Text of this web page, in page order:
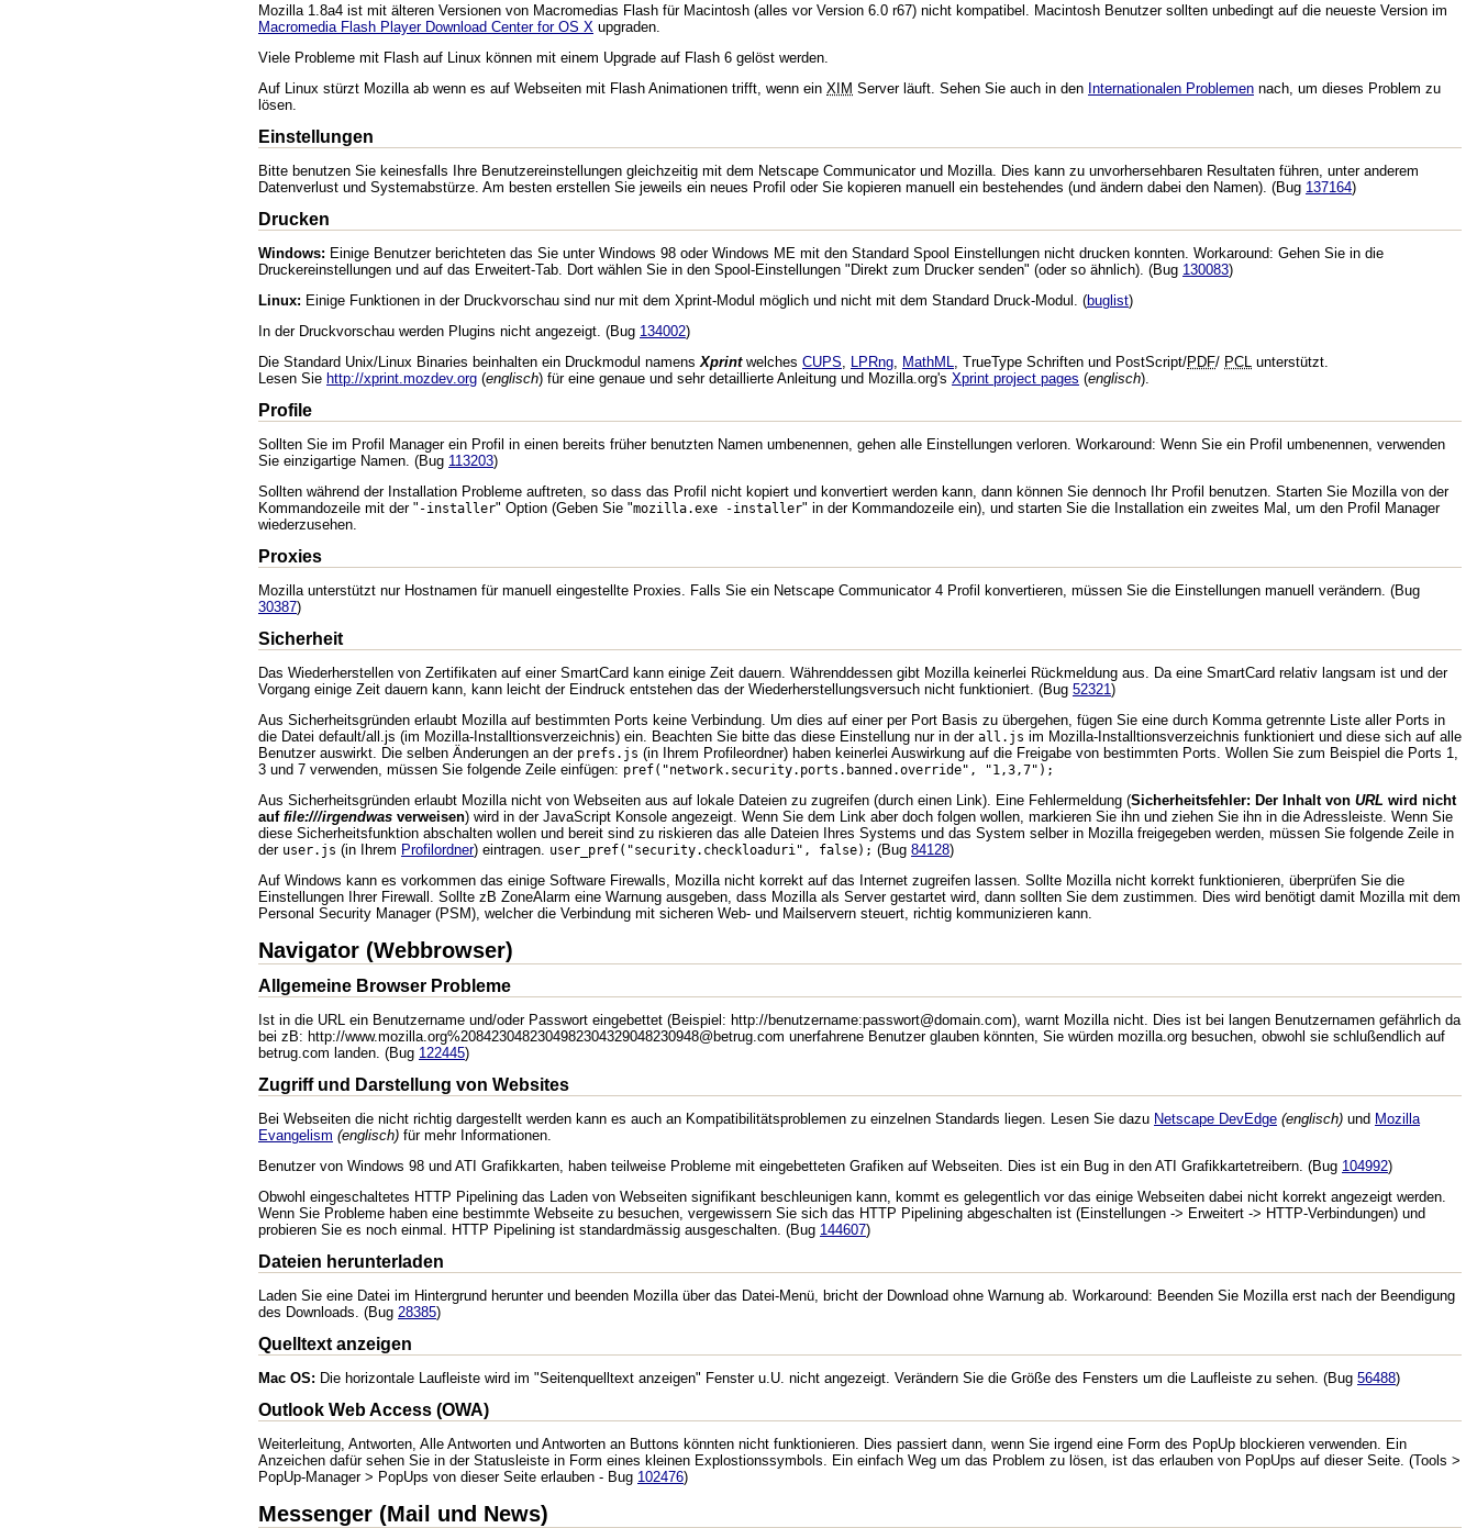
Mozilla 1.8a4 ist mit älteren Versionen von Macromedias Flash für Macintosh (alles vor Version 6.0 r67) nicht kompatibel. Macintosh Benutzer sollten unbedingt auf die neueste Version im
Macromedia Flash Player Download Center for OS X upgraden.
Viele Probleme mit Flash auf Linux können mit einem Upgrade auf Flash 6 gelöst werden.
Auf Linux stürzt Mozilla ab wenn es auf Webseiten mit Flash Animationen trifft, wenn ein XIM Server läuft. Sehen Sie auch in den Internationalen Problemen nach, um dieses Problem zu
lösen.
Einstellungen
Bitte benutzen Sie keinesfalls Ihre Benutzereinstellungen gleichzeitig mit dem Netscape Communicator und Mozilla. Dies kann zu unvorhersehbaren Resultaten führen, unter anderem
Datenverlust und Systemabstürze. Am besten erstellen Sie jeweils ein neues Profil oder Sie kopieren manuell ein bestehendes (und ändern dabei den Namen). (Bug 137164)
Drucken
Windows: Einige Benutzer berichteten das Sie unter Windows 98 oder Windows ME mit den Standard Spool Einstellungen nicht drucken konnten. Workaround: Gehen Sie in die
Druckereinstellungen und auf das Erweitert-Tab. Dort wählen Sie in den Spool-Einstellungen "Direkt zum Drucker senden" (oder so ähnlich). (Bug 130083)
Linux: Einige Funktionen in der Druckvorschau sind nur mit dem Xprint-Modul möglich und nicht mit dem Standard Druck-Modul. (buglist)
In der Druckvorschau werden Plugins nicht angezeigt. (Bug 134002)
Die Standard Unix/Linux Binaries beinhalten ein Druckmodul namens Xprintwelches CUPS LPRng MathML , TrueType Schriften und PostScript/PDF/ PCL
unterstützt.
Lesen Sie http://xprint.mozdev.org (englisch) für eine genaue und sehr detaillierte Anleitung und Mozilla.org's Xprint project pages (englisch).
Profile
Sollten Sie im Profil Manager ein Profil in einen bereits früher benutzten Namen umbenennen, gehen alle Einstellungen verloren. Workaround: Wenn Sie ein Profil umbenennen, verwenden
Sie einzigartige Namen. (Bug 113203)
Sollten während der Installation Probleme auftreten, so dass das Profil nicht kopiert und konvertiert werden kann, dann können Sie dennoch Ihr Profil benutzen. Starten Sie Mozilla von der
Kommandozeile mit der " -installer" Option (Geben Sie "mozilla.exe -installer" in der Kommandozeile ein), und starten Sie die Installation ein zweites Mal, um den Profil Manager
wiederzusehen.
Proxies
Mozilla unterstützt nur Hostnamen für manuell eingestellte Proxies. Falls Sie ein Netscape Communicator 4 Profil konvertieren, müssen Sie die Einstellungen manuell verändern. (Bug
30387)
Sicherheit
Das Wiederherstellen von Zertifikaten auf einer SmartCard kann einige Zeit dauern. Währenddessen gibt Mozilla keinerlei Rückmeldung aus. Da eine SmartCard relativ langsam ist und der
Vorgang einige Zeit dauern kann, kann leicht der Eindruck entstehen das der Wiederherstellungsversuch nicht funktioniert. (Bug 52321 )
Aus Sicherheitsgründen erlaubt Mozilla auf bestimmten Ports keine Verbindung. Um dies auf einer per Port Basis zu übergehen, fügen Sie eine durch Komma getrennte Liste aller Ports in
die Datei default/all.js (im Mozilla-Installtionsverzeichnis) ein. Beachten Sie bitte das diese Einstellung nur in der all.js im Mozilla-Installtionsverzeichnis funktioniert und diese sich auf alle
Benutzer auswirkt. Die selben Änderungen an der prefs.js (in Ihrem Profileordner) haben keinerlei Auswirkung auf die Freigabe von bestimmten Ports. Wollen Sie zum Beispiel die Ports 1,
3 und 7 verwenden, müssen Sie folgende Zeile einfügen: pref("network.security.ports.banned.override", "1,3,7");
Aus Sicherheitsgründen erlaubt Mozilla nicht von Webseiten aus auf lokale Dateien zu zugreifen (durch einen Link). Eine Fehlermeldung (Sicherheitsfehler: Der Inhalt von URL wird nicht
auf file:///irgendwas verweisen) wird in der JavaScript Konsole angezeigt. Wenn Sie dem Link aber doch folgen wollen, markieren Sie ihn und ziehen Sie ihn in die Adressleiste. Wenn Sie
diese Sicherheitsfunktion abschalten wollen und bereit sind zu riskieren das alle Dateien Ihres Systems und das System selber in Mozilla freigegeben werden, müssen Sie folgende Zeile in
der user.js (in Ihrem Profilordner) eintragen. user_pref("security.checkloaduri", false); (Bug 84128)
Auf Windows kann es vorkommen das einige Software Firewalls, Mozilla nicht korrekt auf das Internet zugreifen lassen. Sollte Mozilla nicht korrekt funktionieren, überprüfen Sie die
Einstellungen Ihrer Firewall. Sollte zB ZoneAlarm eine Warnung ausgeben, dass Mozilla als Server gestartet wird, dann sollten Sie dem zustimmen. Dies wird benötigt damit Mozilla mit dem
Personal Security Manager (PSM), welcher die Verbindung mit sicheren Web- und Mailservern steuert, richtig kommunizieren kann.
Navigator (Webbrowser)
Allgemeine Browser Probleme
Ist in die URL ein Benutzername und/oder Passwort eingebettet (Beispiel: http://benutzername:passwort@domain.com), warnt Mozilla nicht. Dies ist bei langen Benutzernamen gefährlich da
bei zB: http://www.mozilla.org%2084230482304982304329048230948@betrug.com unerfahrene Benutzer glauben könnten, Sie würden mozilla.org besuchen, obwohl sie schlußendlich auf
betrug.com landen. (Bug 122445)
Zugriff und Darstellung von Websites
Bei Webseiten die nicht richtig dargestellt werden kann es auch an Kompatibilitätsproblemen zu einzelnen Standards liegen. Lesen Sie dazu Netscape DevEdge (englisch) und Mozilla
Evangelism (englisch) für mehr Informationen.
Benutzer von Windows 98 und ATI Grafikkarten, haben teilweise Probleme mit eingebetteten Grafiken auf Webseiten. Dies ist ein Bug in den ATI Grafikkartetreibern. (Bug 104992)
Obwohl eingeschaltetes HTTP Pipelining das Laden von Webseiten signifikant beschleunigen kann, kommt es gelegentlich vor das einige Webseiten dabei nicht korrekt angezeigt werden.
Wenn Sie Probleme haben eine bestimmte Webseite zu besuchen, vergewissern Sie sich das HTTP Pipelining abgeschalten ist (Einstellungen -> Erweitert -> HTTP-Verbindungen) und
probieren Sie es noch einmal. HTTP Pipelining ist standardmässig ausgeschalten. (Bug 144607)
Dateien herunterladen
Laden Sie eine Datei im Hintergrund herunter und beenden Mozilla über das Datei-Menü, bricht der Download ohne Warnung ab. Workaround: Beenden Sie Mozilla erst nach der Beendigung
des Downloads. (Bug 28385)
Quelltext anzeigen
Mac OS: Die horizontale Laufleiste wird im "Seitenquelltext anzeigen" Fenster u.U. nicht angezeigt. Verändern Sie die Größe des Fensters um die Laufleiste zu sehen. (Bug 56488)
Outlook Web Access (OWA)
Weiterleitung, Antworten, Alle Antworten und Antworten an Buttons könnten nicht funktionieren. Dies passiert dann, wenn Sie irgend eine Form des PopUp blockieren verwenden. Ein
Anzeichen dafür sehen Sie in der Statusleiste in Form eines kleinen Explostionssymbols. Ein einfach Weg um das Problem zu lösen, ist das erlauben von PopUps auf dieser Seite. (Tools >
PopUp-Manager > PopUps von dieser Seite erlauben - Bug 102476)
Messenger (Mail und News)